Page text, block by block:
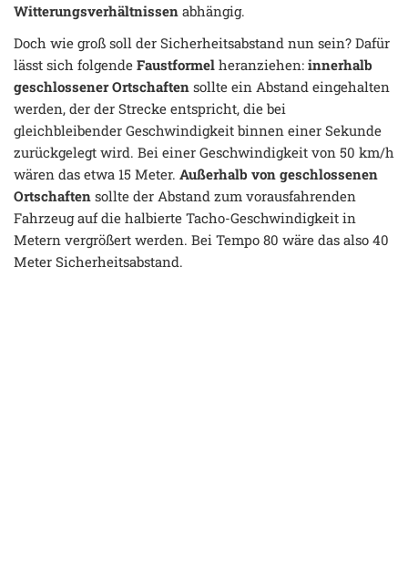
Witterungsverhältnissen abhängig.
Doch wie groß soll der Sicherheitsabstand nun sein? Dafür
lässt sich folgende Faustformel heranziehen: innerhalb
geschlossener Ortschaften sollte ein Abstand eingehalten
werden, der der Strecke entspricht, die bei
gleichbleibender Geschwindigkeit binnen einer Sekunde
zurückgelegt wird. Bei einer Geschwindigkeit von 50 km/h
wären das etwa 15 Meter. Außerhalb von geschlossenen
Ortschaften sollte der Abstand zum vorausfahrenden
Fahrzeug auf die halbierte Tacho-Geschwindigkeit in
Metern vergrößert werden. Bei Tempo 80 wäre das also 40
Meter Sicherheitsabstand.